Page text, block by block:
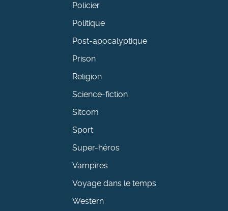
Policier
Politique
Post-apocalyptique
Prison
Religion
Science-fiction
Sitcom
Sport
Super-héros
Vampires
Voyage dans le temps
Western